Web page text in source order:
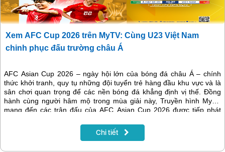
Xem AFC Cup 2026 trên MyTV: Cùng U23 Việt Nam
chinh phục đấu trường châu Á
AFC Asian Cup 2026 – ngày hội lớn của bóng đá châu Á – chính
thức khởi tranh, quy tụ những đội tuyển trẻ hàng đầu khu vực và là
sân chơi quan trọng để các nền bóng đá khẳng định vị thế. Đồng
hành cùng người hâm mộ trong mùa giải này, Truyền hình MyTV
mang đến các trận đấu của AFC Asian Cup 2026 được tiếp phát
không gian giải trí hiện đại, tiện lợi và giàu cảm xúc.
Chi tiết